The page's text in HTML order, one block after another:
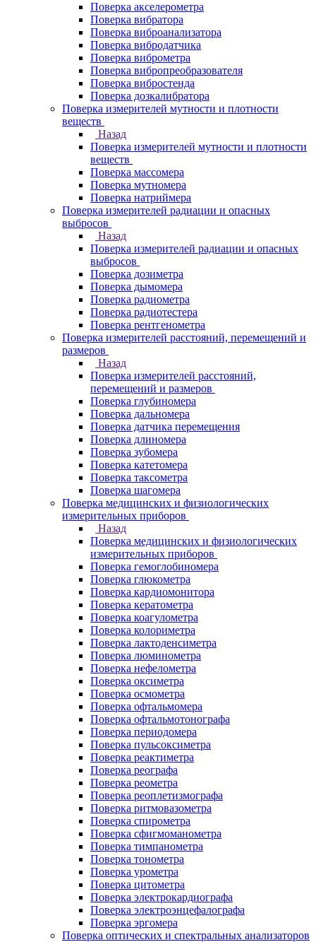
Поверка акселерометра
Поверка вибратора
Поверка виброанализатора
Поверка вибродатчика
Поверка виброметра
Поверка вибропреобразователя
Поверка вибростенда
Поверка дозкалибратора
Поверка измерителей мутности и плотности
веществ
Назад
Поверка измерителей мутности и плотности
веществ
Поверка массомера
Поверка мутномера
Поверка натриймера
Поверка измерителей радиации и опасных
выбросов
Назад
Поверка измерителей радиации и опасных
выбросов
Поверка дозиметра
Поверка дымомера
Поверка радиометра
Поверка радиотестера
Поверка рентгенометра
Поверка измерителей расстояний, перемещений и
размеров
Назад
Поверка измерителей расстояний,
перемещений и размеров
Поверка глубиномера
Поверка дальномера
Поверка датчика перемещения
Поверка длиномера
Поверка зубомера
Поверка катетомера
Поверка таксометра
Поверка шагомера
Поверка медицинских и физиологических
измерительных приборов
Назад
Поверка медицинских и физиологических
измерительных приборов
Поверка гемоглобиномера
Поверка глюкометра
Поверка кардиомонитора
Поверка кератометра
Поверка коагулометра
Поверка колориметра
Поверка лактоденсиметра
Поверка люминометра
Поверка нефелометра
Поверка оксиметра
Поверка осмометра
Поверка офтальмомера
Поверка офтальмотонографа
Поверка периодомера
Поверка пульсоксиметра
Поверка реактиметра
Поверка реографа
Поверка реометра
Поверка реоплетизмографа
Поверка ритмовазометра
Поверка спирометра
Поверка сфигмоманометра
Поверка тимпанометра
Поверка тонометра
Поверка урометра
Поверка цитометра
Поверка электрокардиографа
Поверка электроэнцефалографа
Поверка эргомера
Поверка оптических и спектральных анализаторов